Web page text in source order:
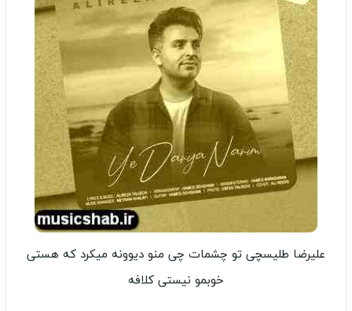
علیرضا طلیسچی تو چشمات چی منو دیوونه میکرد که هستی
خوبمو نیستی کلافه